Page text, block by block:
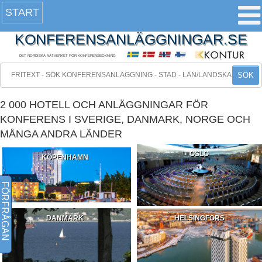
START
KONFERENSANLÄGGNINGAR.SE
DET NORDISKA NÄTVERKET FÖR KONFERENSBOKNING
SÖK
2 000 HOTELL OCH ANLÄGGNINGAR FÖR
KONFERENS I SVERIGE, DANMARK, NORGE OCH
MÅNGA ANDRA LÄNDER
KÖPENHAMN OSLO
DANMARK HELSINGFORS
FÖRFRÅGAN